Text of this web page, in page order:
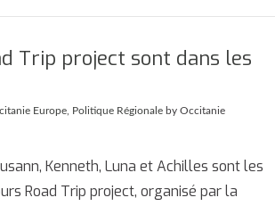
Trip project sont dans les
Europe Politique Régionale by Occitanie
Kenneth, Luna et Achilles sont les
Road Trip project, organisé par la